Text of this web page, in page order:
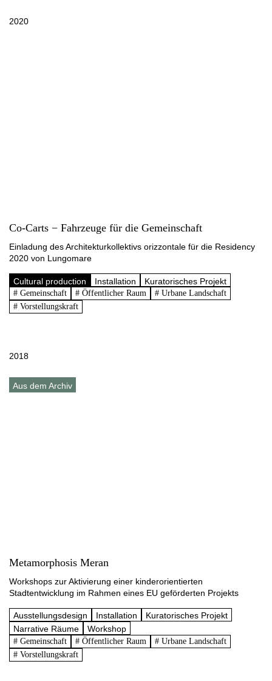
2020
Co-Carts − Fahrzeuge für die Gemeinschaft
Einladung des Architekturkollektivs orizzontale für die Residency
2020 von Lungomare
Cultural production Installation Kuratorisches Projekt
# Gemeinschaft # Öffentlicher Raum
# Urbane Landschaft
# Vorstellungskraft
2018
Aus dem Archiv
Metamorphosis Meran
Workshops zur Aktivierung einer kinderorientierten
Stadtentwicklung im Rahmen eines EU geförderten Projekts
Ausstellungsdesign Installation
Kuratorisches Projekt
Narrative Räume
Workshop
# Gemeinschaft # Öffentlicher Raum
# Urbane Landschaft
# Vorstellungskraft